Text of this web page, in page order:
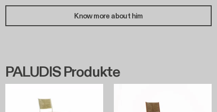
Know more about him
PALUDIS Produkte